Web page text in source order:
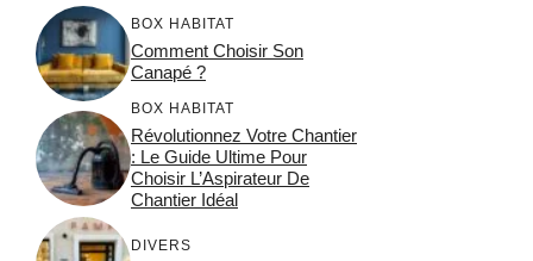
BOX HABITAT
Comment Choisir Son
Canapé ?
BOX HABITAT
Révolutionnez Votre Chantier
: Le Guide Ultime Pour
Choisir L’Aspirateur De
Chantier Idéal
DIVERS